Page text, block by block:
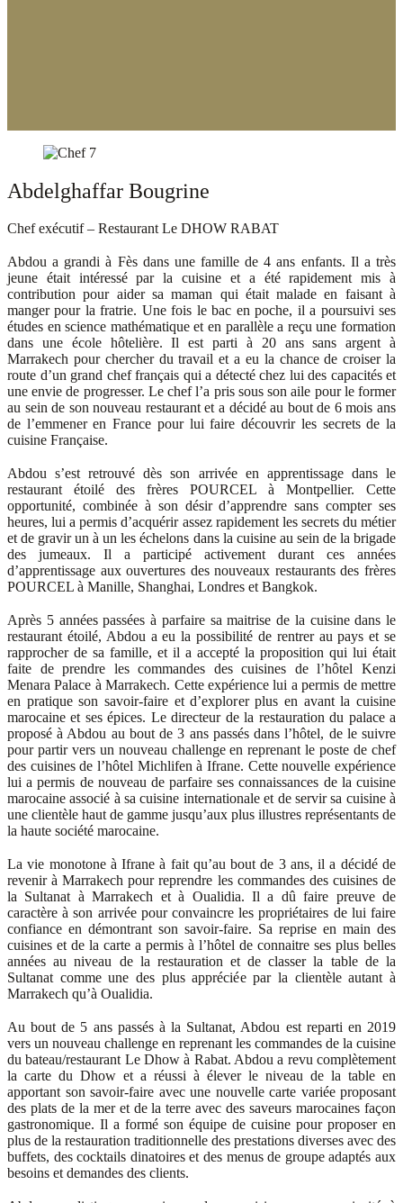
Abdelghaffar Bougrine
Chef exécutif – Restaurant Le DHOW RABAT
Abdou a grandi à Fès dans une famille de 4 ans enfants. Il a très
jeune était intéressé par la cuisine et a été rapidement mis à
contribution pour aider sa maman qui était malade en faisant à
manger pour la fratrie. Une fois le bac en poche, il a poursuivi ses
études en science mathématique et en parallèle a reçu une formation
dans une école hôtelière. Il est parti à 20 ans sans argent à
Marrakech pour chercher du travail et a eu la chance de croiser la
route d’un grand chef français qui a détecté chez lui des capacités et
une envie de progresser. Le chef l’a pris sous son aile pour le former
au sein de son nouveau restaurant et a décidé au bout de 6 mois ans
de l’emmener en France pour lui faire découvrir les secrets de la
cuisine Française.
Abdou s’est retrouvé dès son arrivée en apprentissage dans le
restaurant étoilé des frères POURCEL à Montpellier. Cette
opportunité, combinée à son désir d’apprendre sans compter ses
heures, lui a permis d’acquérir assez rapidement les secrets du métier
et de gravir un à un les échelons dans la cuisine au sein de la brigade
des jumeaux. Il a participé activement durant ces années
d’apprentissage aux ouvertures des nouveaux restaurants des frères
POURCEL à Manille, Shanghai, Londres et Bangkok.
Après 5 années passées à parfaire sa maitrise de la cuisine dans le
restaurant étoilé, Abdou a eu la possibilité de rentrer au pays et se
rapprocher de sa famille, et il a accepté la proposition qui lui était
faite de prendre les commandes des cuisines de l’hôtel Kenzi
Menara Palace à Marrakech. Cette expérience lui a permis de mettre
en pratique son savoir-faire et d’explorer plus en avant la cuisine
marocaine et ses épices. Le directeur de la restauration du palace a
proposé à Abdou au bout de 3 ans passés dans l’hôtel, de le suivre
pour partir vers un nouveau challenge en reprenant le poste de chef
des cuisines de l’hôtel Michlifen à Ifrane. Cette nouvelle expérience
lui a permis de nouveau de parfaire ses connaissances de la cuisine
marocaine associé à sa cuisine internationale et de servir sa cuisine à
une clientèle haut de gamme jusqu’aux plus illustres représentants de
la haute société marocaine.
La vie monotone à Ifrane à fait qu’au bout de 3 ans, il a décidé de
revenir à Marrakech pour reprendre les commandes des cuisines de
la Sultanat à Marrakech et à Oualidia. Il a dû faire preuve de
caractère à son arrivée pour convaincre les propriétaires de lui faire
confiance en démontrant son savoir-faire. Sa reprise en main des
cuisines et de la carte a permis à l’hôtel de connaitre ses plus belles
années au niveau de la restauration et de classer la table de la
Sultanat comme une des plus appréciée par la clientèle autant à
Marrakech qu’à Oualidia.
Au bout de 5 ans passés à la Sultanat, Abdou est reparti en 2019
vers un nouveau challenge en reprenant les commandes de la cuisine
du bateau/restaurant Le Dhow à Rabat. Abdou a revu complètement
la carte du Dhow et a réussi à élever le niveau de la table en
apportant son savoir-faire avec une nouvelle carte variée proposant
des plats de la mer et de la terre avec des saveurs marocaines façon
gastronomique. Il a formé son équipe de cuisine pour proposer en
plus de la restauration traditionnelle des prestations diverses avec des
buffets, des cocktails dinatoires et des menus de groupe adaptés aux
besoins et demandes des clients.